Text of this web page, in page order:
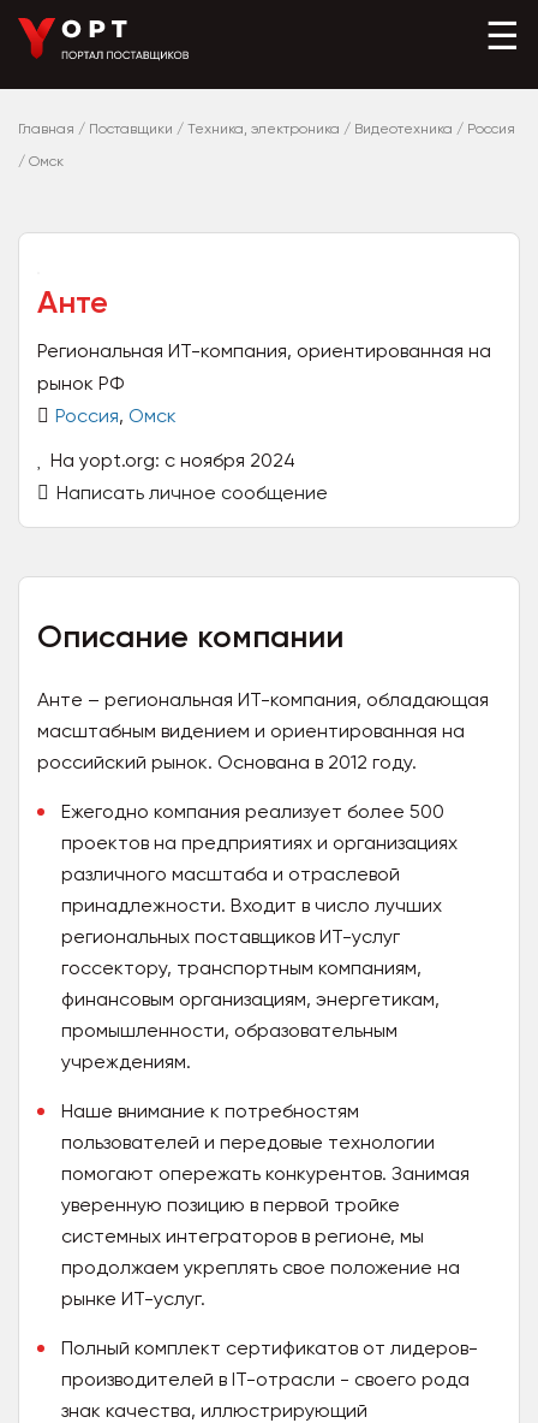
☰
Главная / Поставщики / Техника, электроника / Видеотехника / Россия
/ Омск
Анте
Региональная ИТ-компания, ориентированная на
рынок РФ
Россия, Омск
На yopt.org: с ноября 2024
Написать личное сообщение
Описание компании
Анте – региональная ИТ-компания, обладающая
масштабным видением и ориентированная на
российский рынок. Основана в 2012 году.
Ежегодно компания реализует более 500
проектов на предприятиях и организациях
различного масштаба и отраслевой
принадлежности. Входит в число лучших
региональных поставщиков ИТ-услуг
госсектору, транспортным компаниям,
финансовым организациям, энергетикам,
промышленности, образовательным
учреждениям.
Наше внимание к потребностям
пользователей и передовые технологии
помогают опережать конкурентов. Занимая
уверенную позицию в первой тройке
системных интеграторов в регионе, мы
продолжаем укреплять свое положение на
рынке ИТ-услуг.
Полный комплект сертификатов от лидеров-
производителей в IT-отрасли - своего рода
знак качества, иллюстрирующий